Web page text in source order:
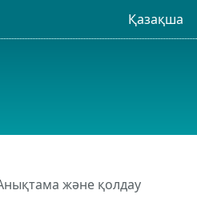
Қазақша
және қолдау